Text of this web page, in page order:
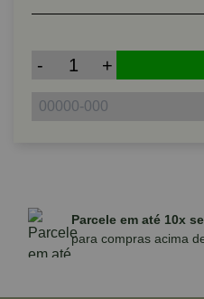
- +
Parcele em até 10x sem juros
para compras acima de R$590,00